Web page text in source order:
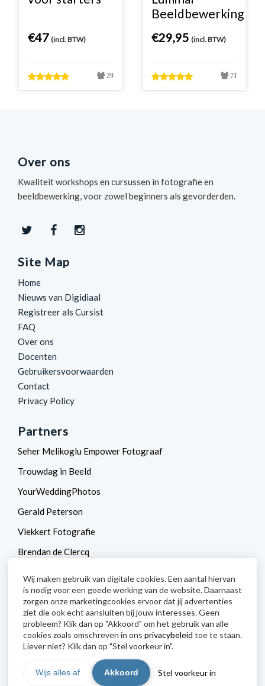
€47 (incl. BTW)
29
Beeldbewerking
€29,95 (incl. BTW)
71
Over ons
Kwaliteit workshops en cursussen in fotografie en
beeldbewerking, voor zowel beginners als gevorderden.
Site Map
Home
Nieuws van Digidiaal
Registreer als Cursist
FAQ
Over ons
Docenten
Gebruikersvoorwaarden
Contact
Privacy Policy
Partners
Seher Melikoglu Empower Fotograaf
Trouwdag in Beeld
YourWeddingPhotos
Gerald Peterson
Vlekkert Fotografie
Brendan de Clercq
Frank Peters – Fotocreatives
Betty van Engelen
CameraNU
Wij maken gebruik van digitale cookies. Een aantal hiervan
is nodig voor een goede werking van de website. Daarnaast
zorgen onze marketingcookies ervoor dat jij advertenties
ziet die ook echt aansluiten bij jouw interesses. Geen
probleem? Klik dan op "Akkoord" om het gebruik van alle
cookies zoals omschreven in ons privacybeleid toe te staan.
Liever niet? Klik dan op "Stel voorkeur in".
Stel voorkeur in
Wijs alles af Akkoord